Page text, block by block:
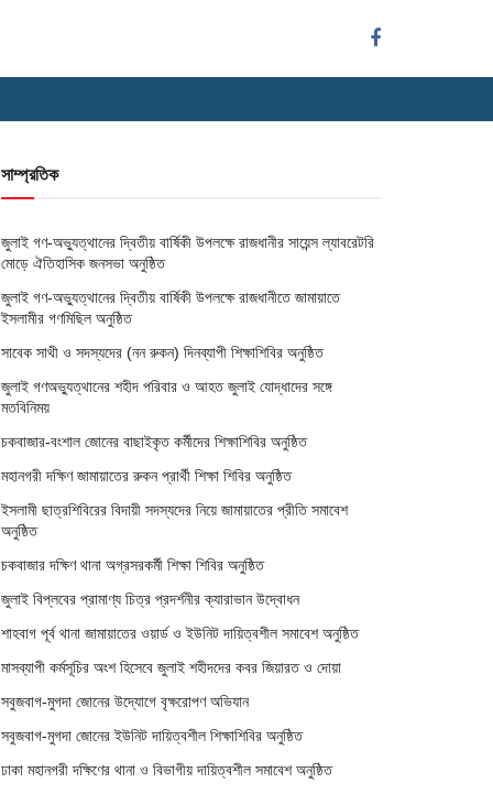
সাম্প্রতিক
জুলাই গণ-অভ্যুত্থানের দ্বিতীয় বার্ষিকী উপলক্ষে রাজধানীর সায়েন্স ল্যাবরেটরি
মোড়ে ঐতিহাসিক জনসভা অনুষ্ঠিত
জুলাই গণ-অভ্যুত্থানের দ্বিতীয় বার্ষিকী উপলক্ষে রাজধানীতে জামায়াতে
ইসলামীর গণমিছিল অনুষ্ঠিত
সাবেক সাথী ও সদস্যদের (নন রুকন) দিনব্যাপী শিক্ষাশিবির অনুষ্ঠিত
জুলাই গণঅভ্যুত্থানের শহীদ পরিবার ও আহত জুলাই যোদ্ধাদের সঙ্গে
মতবিনিময়
চকবাজার-বংশাল জোনের বাছাইকৃত কর্মীদের শিক্ষাশিবির অনুষ্ঠিত
মহানগরী দক্ষিণ জামায়াতের রুকন প্রার্থী শিক্ষা শিবির অনুষ্ঠিত
ইসলামী ছাত্রশিবিরের বিদায়ী সদস্যদের নিয়ে জামায়াতের প্রীতি সমাবেশ
অনুষ্ঠিত
চকবাজার দক্ষিণ থানা অগ্রসরকর্মী শিক্ষা শিবির অনুষ্ঠিত
জুলাই বিপ্লবের প্রামাণ্য চিত্র প্রদর্শনীর ক্যারাভান উদ্বোধন
শাহবাগ পূর্ব থানা জামায়াতের ওয়ার্ড ও ইউনিট দায়িত্বশীল সমাবেশ অনুষ্ঠিত
মাসব্যাপী কর্মসূচির অংশ হিসেবে জুলাই শহীদদের কবর জিয়ারত ও দোয়া
সবুজবাগ-মুগদা জোনের উদ্যোগে বৃক্ষরোপণ অভিযান
সবুজবাগ-মুগদা জোনের ইউনিট দায়িত্বশীল শিক্ষাশিবির অনুষ্ঠিত
ঢাকা মহানগরী দক্ষিণের থানা ও বিভাগীয় দায়িত্বশীল সমাবেশ অনুষ্ঠিত